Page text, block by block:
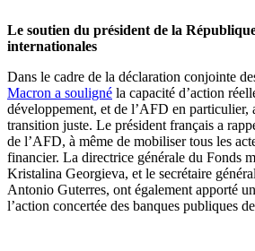
Le soutien du président de la
internationales
Dans le cadre de la déclaration conjointe
Macron a souligné la capacité d’action
développement, et de l’AFD en particulier,
transition juste. Le président français a
de l’AFD, à même de mobiliser tous les
financier. La directrice générale du Fonds
Kristalina Georgieva, et le secrétaire
Antonio Guterres, ont également apporté
l’action concertée des banques publiques